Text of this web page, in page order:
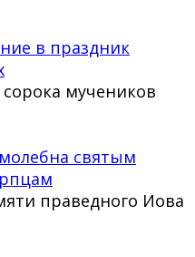
в праздник
мучеников
святым
праведного Иова